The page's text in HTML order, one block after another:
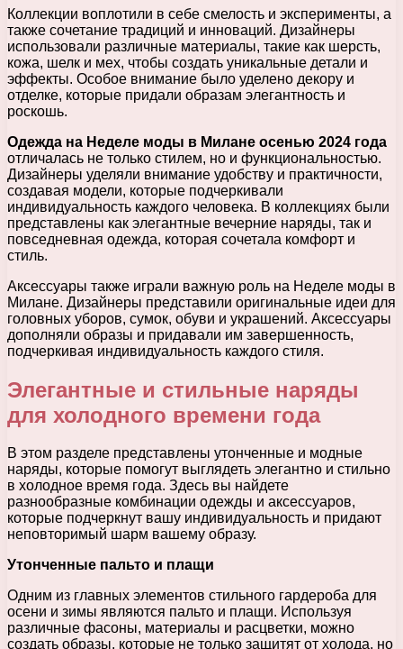
Коллекции воплотили в себе смелость и эксперименты, а
также сочетание традиций и инноваций. Дизайнеры
использовали различные материалы, такие как шерсть,
кожа, шелк и мех, чтобы создать уникальные детали и
эффекты. Особое внимание было уделено декору и
отделке, которые придали образам элегантность и
роскошь.
Одежда на Неделе моды в Милане осенью 2024 года
отличалась не только стилем, но и функциональностью.
Дизайнеры уделяли внимание удобству и практичности,
создавая модели, которые подчеркивали
индивидуальность каждого человека. В коллекциях были
представлены как элегантные вечерние наряды, так и
повседневная одежда, которая сочетала комфорт и
стиль.
Аксессуары также играли важную роль на Неделе моды в
Милане. Дизайнеры представили оригинальные идеи для
головных уборов, сумок, обуви и украшений. Аксессуары
дополняли образы и придавали им завершенность,
подчеркивая индивидуальность каждого стиля.
Элегантные и стильные наряды
для холодного времени года
В этом разделе представлены утонченные и модные
наряды, которые помогут выглядеть элегантно и стильно
в холодное время года. Здесь вы найдете
разнообразные комбинации одежды и аксессуаров,
которые подчеркнут вашу индивидуальность и придают
неповторимый шарм вашему образу.
Утонченные пальто и плащи
Одним из главных элементов стильного гардероба для
осени и зимы являются пальто и плащи. Используя
различные фасоны, материалы и расцветки, можно
создать образы, которые не только защитят от холода, но